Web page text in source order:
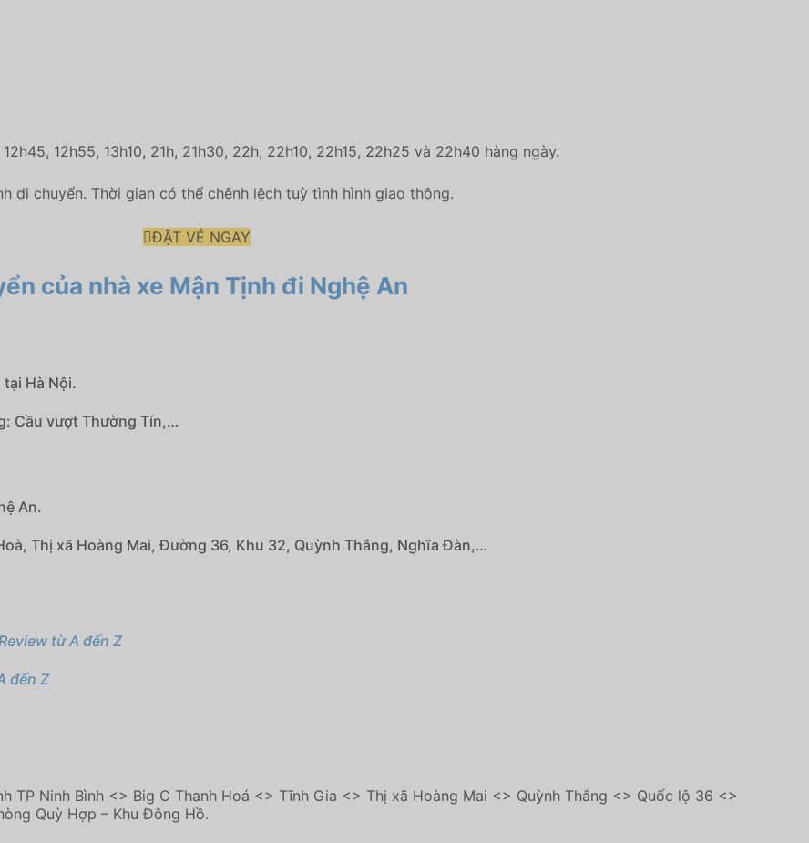
12h55, 13h10, 21h, 21h30, 22h, 22h10, 22h15, 22h25 và 22h40 hàng ngày.
di chuyển. Thời gian có thể chênh lệch tuỳ tình hình giao thông.
ĐẶT VÉ NGAY
của nhà xe Mận Tịnh đi Nghệ An
Hà Nội.
Cầu vượt Thường Tín,…
An.
Thị xã Hoàng Mai, Đường 36, Khu 32, Quỳnh Thắng, Nghĩa Đàn,…
từ A đến Z
đến Z
TP Ninh Bình <> Big C Thanh Hoá <> Tĩnh Gia <> Thị xã Hoàng Mai <> Quỳnh Thắng <> Quốc lộ 36 <>
Quỳ Hợp – Khu Đông Hồ.